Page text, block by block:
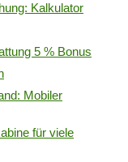
Kalkulator
5 % Bonus
Mobiler
für viele